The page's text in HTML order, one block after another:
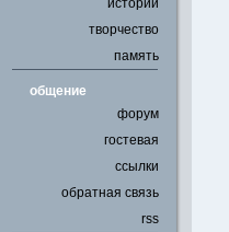
истории
творчество
память
общение
форум
гостевая
ссылки
обратная связь
rss